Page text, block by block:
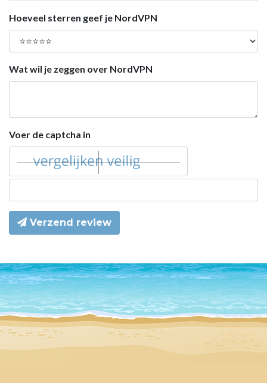
Hoeveel sterren geef je NordVPN
Wat wil je zeggen over NordVPN
Voer de captcha in
Verzend review